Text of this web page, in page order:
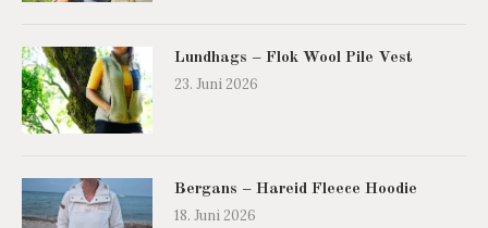
Lundhags – Flok Wool Pile Vest
23. Juni 2026
Bergans – Hareid Fleece Hoodie
18. Juni 2026